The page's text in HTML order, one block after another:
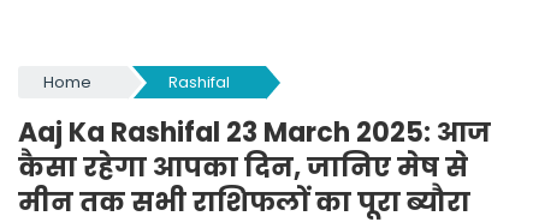
Home Rashifal
Aaj Ka Rashifal 23 March 2025: आज
कैसा रहेगा आपका दिन, जानिए मेष से
मीन तक सभी राशिफलों का पूरा ब्यौरा